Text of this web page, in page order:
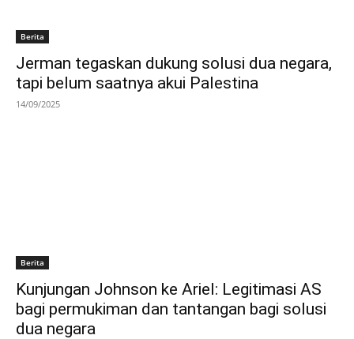
Berita
Jerman tegaskan dukung solusi dua negara,
tapi belum saatnya akui Palestina
14/09/2025
Berita
Kunjungan Johnson ke Ariel: Legitimasi AS
bagi permukiman dan tantangan bagi solusi
dua negara